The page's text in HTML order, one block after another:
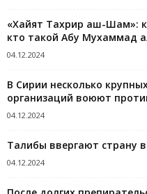
«Хайят Тахрир аш-Шам»:
кто такой Абу Мухаммад
04.12.2024
В Сирии несколько
организаций воюют
04.12.2024
Талибы ввергают страну
04.12.2024